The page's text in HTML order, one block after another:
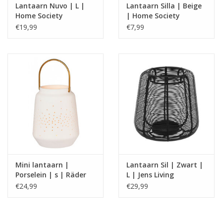
Lantaarn Nuvo | L |
Home Society
€19,99
Lantaarn Silla | Beige
| Home Society
€7,99
Mini lantaarn |
Porselein | s | Räder
€24,99
Lantaarn Sil | Zwart |
L | Jens Living
€29,99